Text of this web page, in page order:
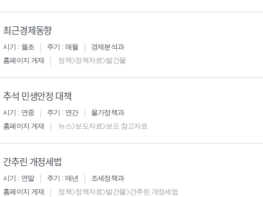
최근경제동향
시기 : 월초 주기 : 매월
경제분석과
홈페이지 게재
정책>정책자료>발간물
추석 민생안정 대책
시기 : 연중 주기 : 연간
물가정책과
홈페이지 게재
뉴스>보도자료>보도·참고자료
간추린 개정세법
시기 : 연말 주기 : 매년
조세정책과
홈페이지 게재
정책>정책자료>발간물>간추린 개정세법